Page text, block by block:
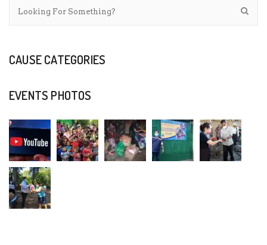
CAUSE CATEGORIES
EVENTS PHOTOS